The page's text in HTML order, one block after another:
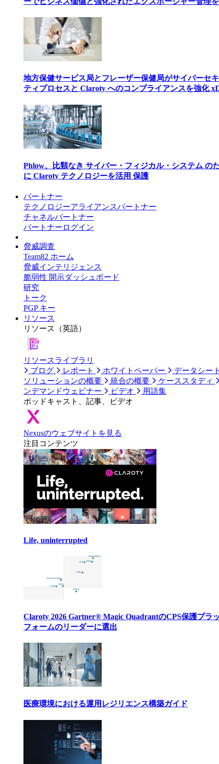
地方保健サービス局とフレーザー保健局がサイバーセ
ティプロセスと Claroty へのコンプライアンスを強化
Phlow、比類なき サイバー・フィジカル・システム の
に Claroty テクノロジーを活用 保護
パートナー
テクノロジーアライアンスパートナー
チャネルパートナー
パートナーログイン
脅威調査
Team82 ホーム
脅威インテリジェンス
脆弱性 開示ダッシュボード
研究
トーク
PGP キー
リソース
リソース（英語）
リソースライブラリ
ブログ
レポート ホワイトペーパー
データシー
ソリューションの概要
統合の概要
ケーススタディ
ンデマンドウェビナー
ビデオ
用語集
ポッドキャスト、記事、ビデオ
Nexusのウェブサイトを見る
注目コンテンツ
Life, uninterrupted
Claroty 2026 Gartner® Magic QuadrantのCPS保護プラ
フォームのリーダーに選出
医療環境における運用レジリエンス構築ガイド